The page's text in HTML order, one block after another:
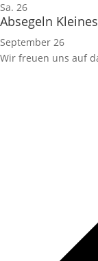
Sa. 26
Absegeln
September 26
Wir freuen uns auf